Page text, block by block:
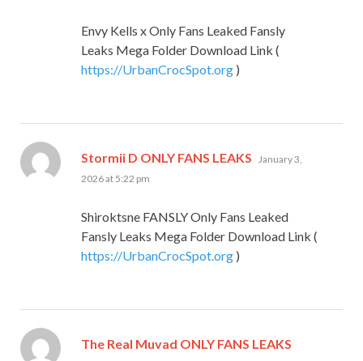
Envy Kells x Only Fans Leaked Fansly
Leaks Mega Folder Download Link (
https://UrbanCrocSpot.org )
Stormii D ONLY FANS LEAKS says:
January 3,
2026 at 5:22 pm
Shiroktsne FANSLY Only Fans Leaked
Fansly Leaks Mega Folder Download Link (
https://UrbanCrocSpot.org )
The Real Muvad ONLY FANS LEAKS